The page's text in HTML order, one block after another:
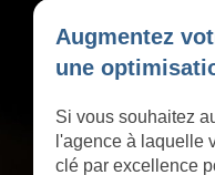
Augmentez
une
Si vous souhaitez
l'agence à laquelle
clé par excellence